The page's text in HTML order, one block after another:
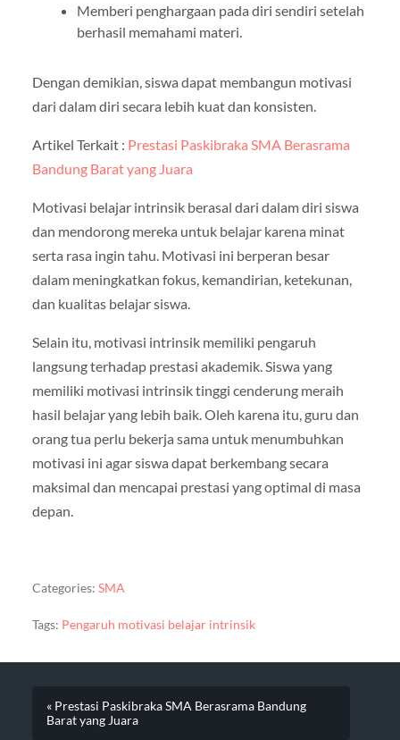
Memberi penghargaan pada diri sendiri setelah
berhasil memahami materi.
Dengan demikian, siswa dapat membangun motivasi
dari dalam diri secara lebih kuat dan konsisten.
Artikel Terkait : Prestasi Paskibraka SMA Berasrama
Bandung Barat yang Juara
Motivasi belajar intrinsik berasal dari dalam diri siswa
dan mendorong mereka untuk belajar karena minat
serta rasa ingin tahu. Motivasi ini berperan besar
dalam meningkatkan fokus, kemandirian, ketekunan,
dan kualitas belajar siswa.
Selain itu, motivasi intrinsik memiliki pengaruh
langsung terhadap prestasi akademik. Siswa yang
memiliki motivasi intrinsik tinggi cenderung meraih
hasil belajar yang lebih baik. Oleh karena itu, guru dan
orang tua perlu bekerja sama untuk menumbuhkan
motivasi ini agar siswa dapat berkembang secara
maksimal dan mencapai prestasi yang optimal di masa
depan.
Categories: SMA
Tags: Pengaruh motivasi belajar intrinsik
« Prestasi Paskibraka SMA Berasrama Bandung
Barat yang Juara